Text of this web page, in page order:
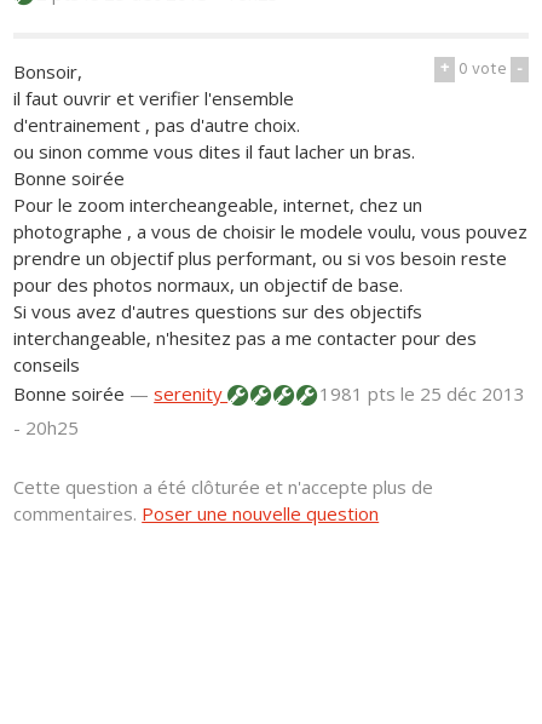
+ 0vote -
Bonsoir,
il faut ouvrir et verifier l'ensemble
d'entrainement , pas d'autre choix.
ou sinon comme vous dites il faut lacher un bras.
Bonne soirée
Pour le zoom intercheangeable, internet, chez un
photographe , a vous de choisir le modele voulu, vous pouvez
prendre un objectif plus performant, ou si vos besoin reste
pour des photos normaux, un objectif de base.
Si vous avez d'autres questions sur des objectifs
interchangeable, n'hesitez pas a me contacter pour des
conseils
Bonne soirée —serenity 1981 ptsle 25 déc 2013
- 20h25
Cette question a été clôturée et n'accepte plus de
commentaires. Poser une nouvelle question